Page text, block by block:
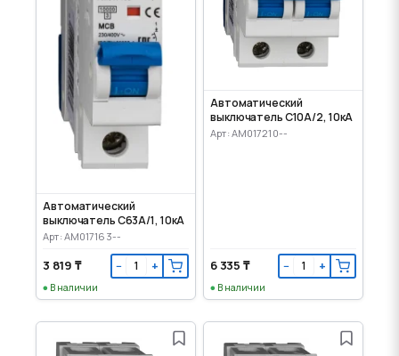
Автоматический
выключатель C63А/1, 10кА
Арт: AM017163--
3 819 ₸ − +
В наличии
Автоматический
выключатель C10А/2, 10кА
Арт: AM017210--
6 335 ₸ − +
В наличии